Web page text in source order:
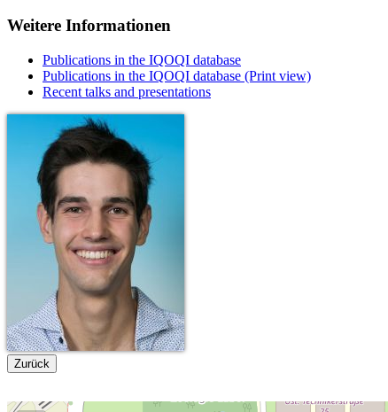
Weitere Informationen
Publications in the IQOQI database
Publications in the IQOQI database (Print view)
Recent talks and presentations
Zurück